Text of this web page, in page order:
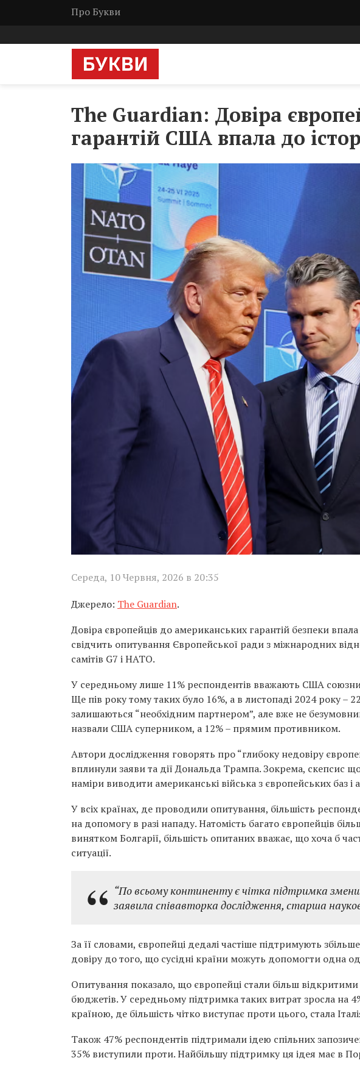
Про Букви
The Guardian: Довіра
гарантій США впала до
Середа, 10 Червня, 2026 в 20:35
Джерело: The Guardian.
Довіра європейців до американських гарантій безпеки
свідчить опитування Європейської ради з міжнародних
самітів G7 і НАТО.
У середньому лише 11% респондентів вважають США
Ще пів року тому таких було 16%, а в листопаді 2024 року
залишаються “необхідним партнером”, але вже не
назвали США суперником, а 12% – прямим противником.
Автори дослідження говорять про “глибоку недовіру
вплинули заяви та дії Дональда Трампа. Зокрема, скепсис
наміри виводити американські війська з європейських баз і
У всіх країнах, де проводили опитування, більшість
на допомогу в разі нападу. Натомість багато європейців
винятком Болгарії, більшість опитаних вважає, що хоча б
ситуації.
“По всьому континенту є чітка підтримка
заявила співавторка дослідження, старша
За її словами, європейці дедалі частіше підтримують
довіру до того, що сусідні країни можуть допомогти одна
Опитування показало, що європейці стали більш
бюджетів. У середньому підтримка таких витрат зросла
країною, де більшість чітко виступає проти цього, стала
Також 47% респондентів підтримали ідею спільних
35% виступили проти. Найбільшу підтримку ця ідея має в